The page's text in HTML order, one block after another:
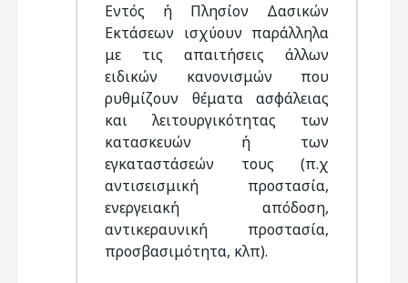
Εντός ή Πλησίον Δασικών
Εκτάσεων ισχύουν παράλληλα
με τις απαιτήσεις άλλων
ειδικών κανονισμών που
ρυθμίζουν θέματα ασφάλειας
και λειτουργικότητας των
κατασκευών ή των
εγκαταστάσεών τους (π.χ
αντισεισμική προστασία,
ενεργειακή απόδοση,
αντικεραυνική προστασία,
προσβασιμότητα, κλπ).